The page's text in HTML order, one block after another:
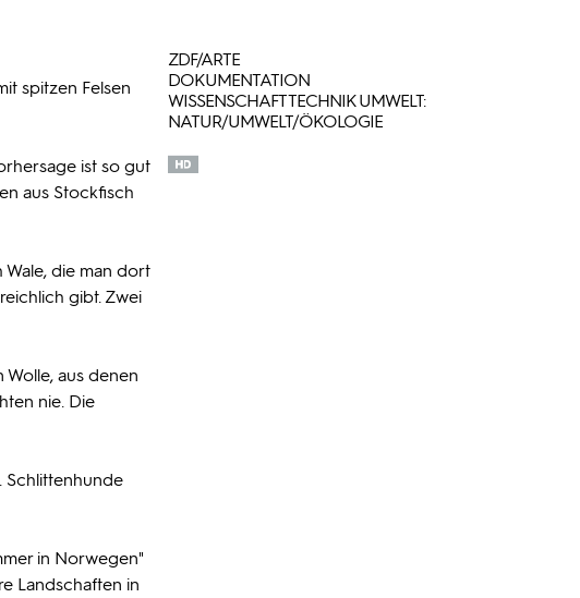
spitzen Felsen
ist so gut
aus Stockfisch
Wale, die man dort
gibt. Zwei
aus denen
nie. Die
Schlittenhunde
in Norwegen"
Landschaften in
ZDF/ARTE
DOKUMENTATION
WISSENSCHAFT TECHNIK UMWELT:
NATUR/UMWELT/ÖKOLOGIE